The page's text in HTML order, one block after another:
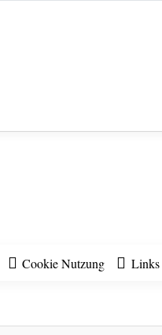
Cookie Nutzung Links